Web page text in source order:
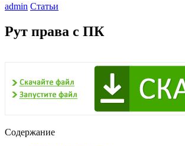
admin Статьи
Рут права с ПК
Содержание